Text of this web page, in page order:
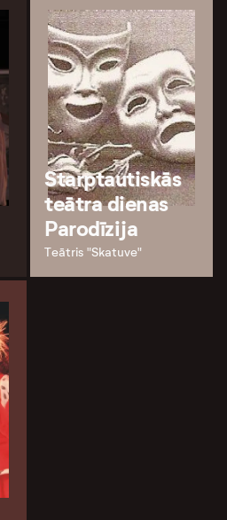
Starptautiskās
teātra dienas
Parodīzija
Teātris "Skatuve"